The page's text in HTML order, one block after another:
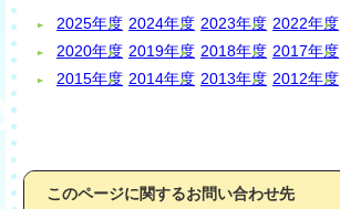
2025年度 2024年度 2023年度 2022年度
2020年度 2019年度 2018年度 2017年度
2015年度 2014年度 2013年度 2012年度
このページに関するお問い合わせ先